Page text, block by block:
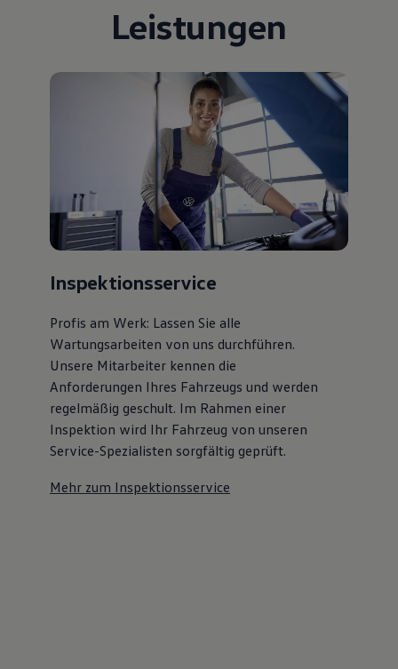
Leistungen
Inspektionsservice
Profis am Werk: Lassen Sie alle
Wartungsarbeiten von uns durchführen.
Unsere Mitarbeiter kennen die
Anforderungen Ihres Fahrzeugs und werden
regelmäßig geschult. Im Rahmen einer
Inspektion wird Ihr Fahrzeug von unseren
Service-Spezialisten sorgfältig geprüft.
Mehr zum Inspektionsservice